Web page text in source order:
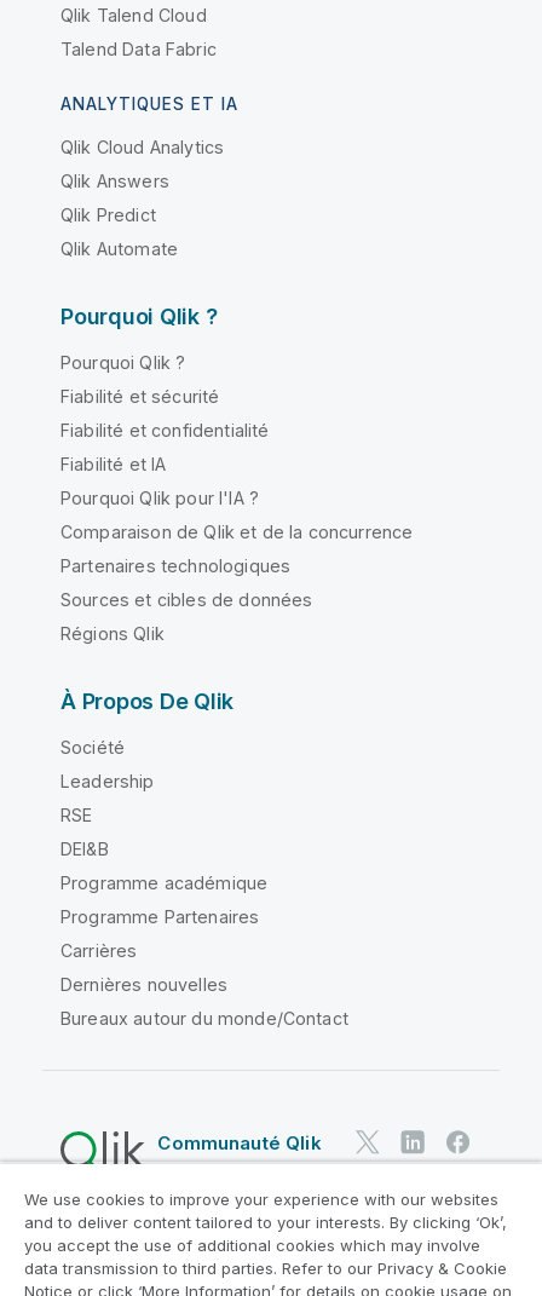
Qlik Talend Cloud
Talend Data Fabric
ANALYTIQUES ET IA
Qlik Cloud Analytics
Qlik Answers
Qlik Predict
Qlik Automate
Pourquoi Qlik ?
Pourquoi Qlik ?
Fiabilité et sécurité
Fiabilité et confidentialité
Fiabilité et IA
Pourquoi Qlik pour l'IA ?
Comparaison de Qlik et de la concurrence
Partenaires technologiques
Sources et cibles de données
Régions Qlik
À Propos De Qlik
Société
Leadership
RSE
DEI&B
Programme académique
Programme Partenaires
Carrières
Dernières nouvelles
Bureaux autour du monde/Contact
Communauté Qlik
Contrats juridiques
Conditions d'utilisation des produits
Legal Policies
Conditions légales
We use cookies to improve your experience with our websites
and to deliver content tailored to your interests. By clicking ‘Ok’,
you accept the use of additional cookies which may involve
data transmission to third parties. Refer to our Privacy & Cookie
Notice or click ‘More Information’ for details on cookie usage on